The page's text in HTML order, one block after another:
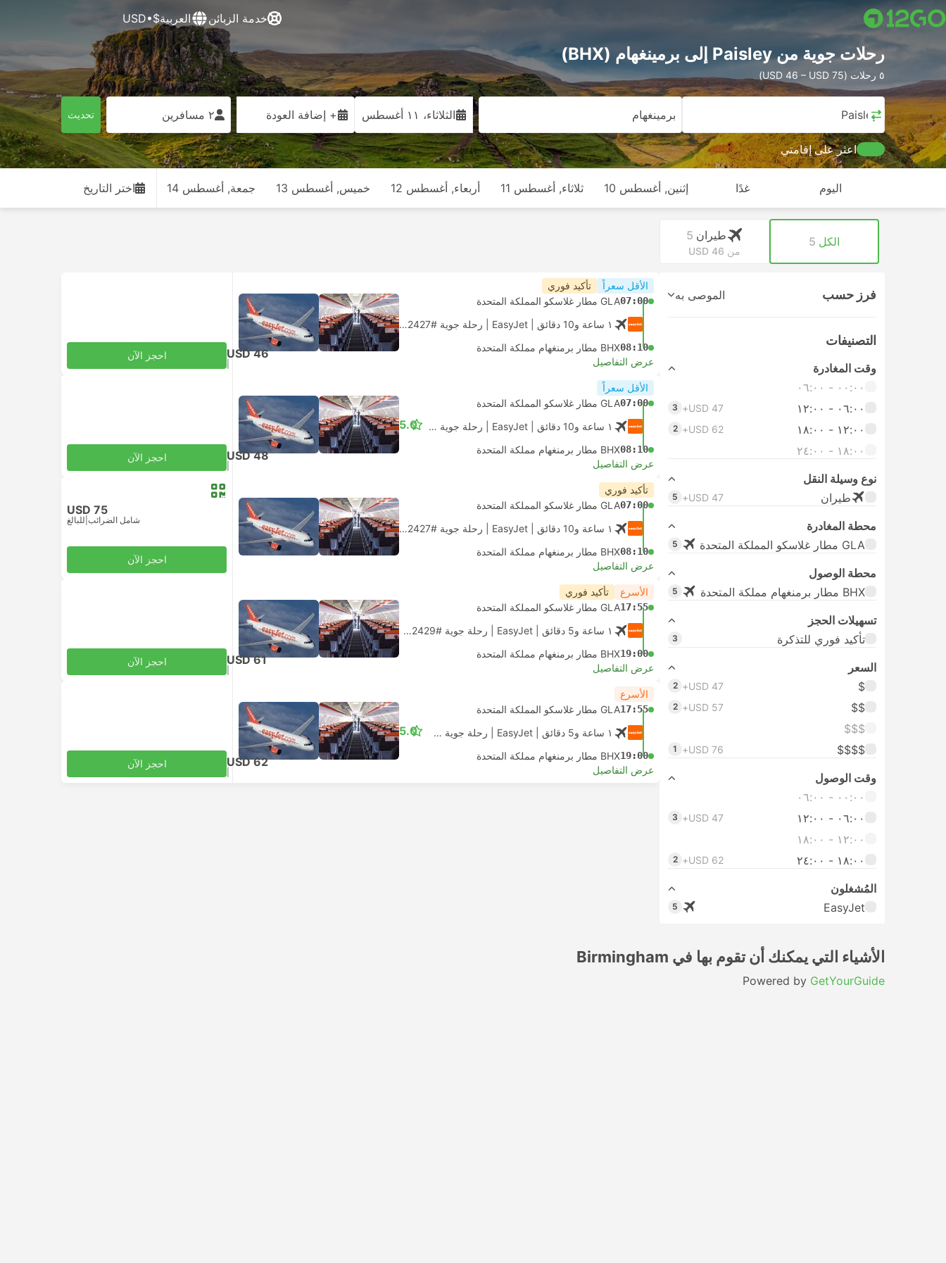
خدمة الزبائن العربية$•USD
رحلات جوية من Paisley إلى برمينغهام (BHX)
٥ رحلات (USD 46 – USD 75)
Paisley برمينغهام الثلاثاء، ١١ أغسطس + إضافة العودة ٢ مسافرين تحديث
اعثر على إقامتي
اليوم غدًا إثنين, أغسطس 10 ثلاثاء, أغسطس 11 أربعاء, أغسطس 12 خميس, أغسطس 13 جمعة, أغسطس 14 اختر التاريخ
الكل 5 طيران 5
من USD 46
فرز حسب الموصى به
التصنيفات
وقت المغادرة
٠٠:٠٠ ‏- ٠٦:٠٠
٠٦:٠٠ ‏- ١٢:٠٠
USD 47+
3
١٢:٠٠ ‏- ١٨:٠٠ USD 62+
2
١٨:٠٠ ‏-‏ ٢٤:٠٠
نوع وسيلة النقل
طيران
USD 47+
5
محطة المغادرة
GLA مطار غلاسكو المملكة المتحدة
5
محطة الوصول
BHX مطار برمنغهام مملكة المتحدة
5
تسهيلات الحجز
تأكيد فوري للتذكرة
3
السعر
$
USD 47+
2
$$
USD 57+
2
$$$
$$$$
USD 76+
1
وقت الوصول
٠٠:٠٠ ‏- ٠٦:٠٠
٠٦:٠٠ ‏- ١٢:٠٠
USD 47+
3
١٢:٠٠ ‏- ١٨:٠٠
١٨:٠٠ ‏-‏ ٢٤:٠٠
USD 62+
2
المُشغلون
EasyJet
5
الأقل سعراً تأكيد فوري
07:00GLA مطار غلاسكو المملكة المتحدة
١ ساعة و‫10 دقائق
رحلة جوية #U2427 |الاقتصاد
08:10BHX مطار برمنغهام مملكة المتحدة
عرض التفاصيل
USD 46 احجز الآن
الأقل سعراً
07:00GLA مطار غلاسكو المملكة المتحدة
١ ساعة و‫10 دقائق
رحلة جوية #U2427 |الاقتصاد
08:10BHX مطار برمنغهام مملكة المتحدة
5.0
عرض التفاصيل
USD 48 احجز الآن
تأكيد فوري
07:00GLA مطار غلاسكو المملكة المتحدة
١ ساعة و‫10 دقائق
رحلة جوية #U2427 |الاقتصاد
08:10BHX مطار برمنغهام مملكة المتحدة
عرض التفاصيل
USD 75
شامل الضرائب للبالغ
احجز الآن
الأسرع تأكيد فوري
17:55GLA مطار غلاسكو المملكة المتحدة
١ ساعة و‫5 دقائق
رحلة جوية #U2429 |الاقتصاد
19:00BHX مطار برمنغهام مملكة المتحدة
عرض التفاصيل
USD 61 احجز الآن
الأسرع
17:55GLA مطار غلاسكو المملكة المتحدة
١ ساعة و‫5 دقائق
رحلة جوية #U2429 |الاقتصاد
19:00BHX مطار برمنغهام مملكة المتحدة
5.0
عرض التفاصيل
USD 62 احجز الآن
الأشياء التي يمكنك أن تقوم بها في Birmingham
Powered by GetYourGuide